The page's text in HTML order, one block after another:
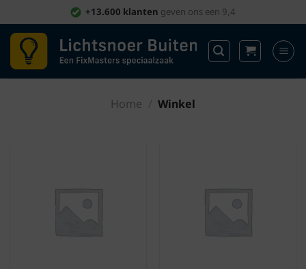
naar
inhoud
+13.600 klanten geven ons een 9,4
Home Winkel